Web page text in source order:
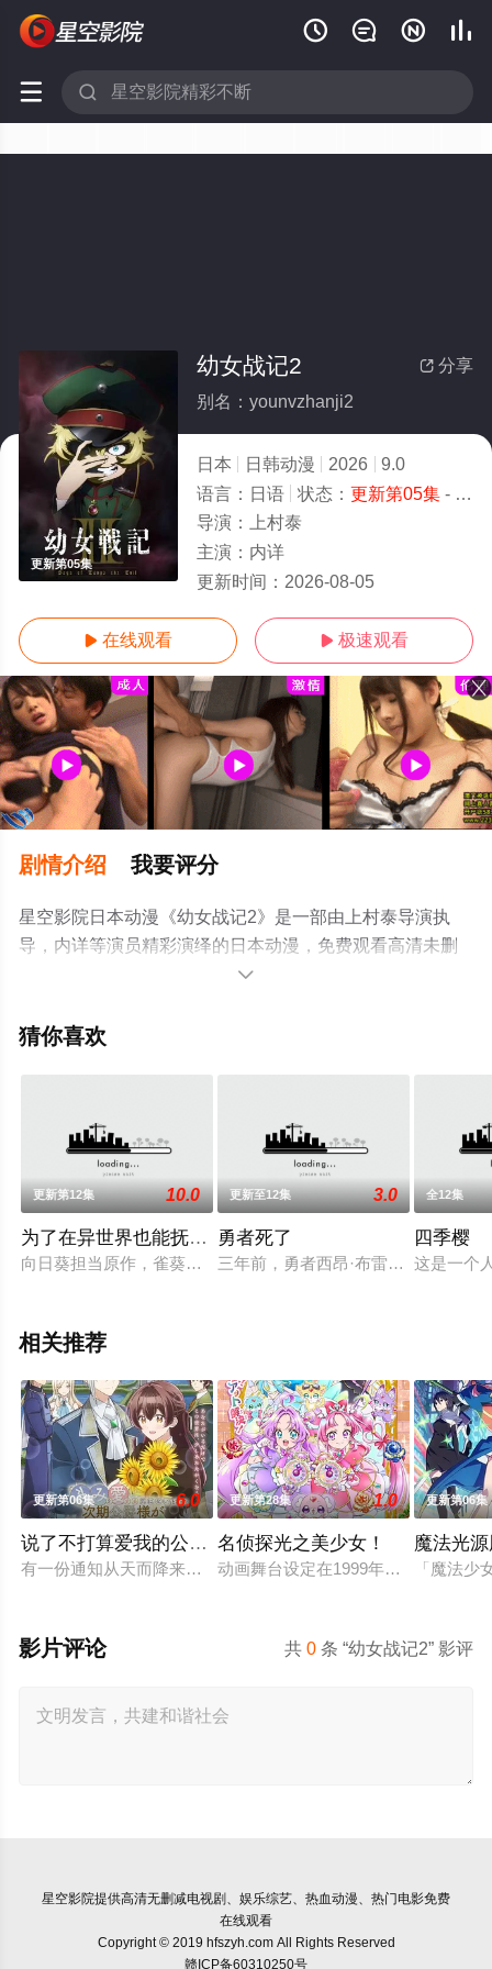
   
 
更新第05集
 分享
幼女战记2
别名：younvzhanji2
日本 日韩动漫 2026
9.0
语言： 日语 状态： 更新第05集- 免费在线观看
导演：
上村泰
主演： 内详
更新时间： 2026-08-05
 在线观看  极速观看
剧情介绍 我要评分
星空影院日本动漫《幼女战记2》是一部由上村泰导演执
导，内详等演员精彩演绎的日本动漫，免费观看高清未删
减完整版动漫全集就来星空电影网，更多剧情信息可移步

猜你喜欢
更新第12集 10.0
为了在异世界也能抚摸毛茸茸而努力。
向日葵担当原作，雀葵蘭负责插画的小说作品《为了在异世界
更新至12集 3.0
勇者死了
三年前，勇者西昂·布雷德利用圣剑
全12集
四季樱
这是一个
相关推荐
更新第06集 6.0
说了不打算爱我的公爵继承人，不知为何对我宠爱有加
有一份通知从天而降来到没落贵族的千金，艾尔莎的身边。那就
更新第28集 1.0
名侦探光之美少女！
动画舞台设定在1999年、14岁的明
更新第06集
魔法光
「魔法
共0 条 “幼女战记2” 影评
影片评论
星空影院提供高清无删减电视剧、娱乐综艺、热血动漫、热门电影免费
在线观看
Copyright © 2019 hfszyh.com All Rights Reserved
赣ICP备60310250号